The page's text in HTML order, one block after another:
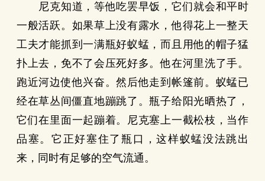
尼克知道，等他吃罢早饭，它们就会和平时
一般活跃。如果草上没有露水，他得花上一整天
工夫才能抓到一满瓶好蚁蜢，而且用他的帽子猛
扑上去，免不了会压死好多。他在河里洗了手。
跑近河边使他兴奋。然后他走到帐篷前。蚁蜢已
经在草丛间僵直地蹦跳了。瓶子给阳光晒热了，
它们在里面一起蹦着。尼克塞上一截松枝，当作
品塞。它正好塞住了瓶口，这样蚁蜢没法跳出
来，同时有足够的空气流通。